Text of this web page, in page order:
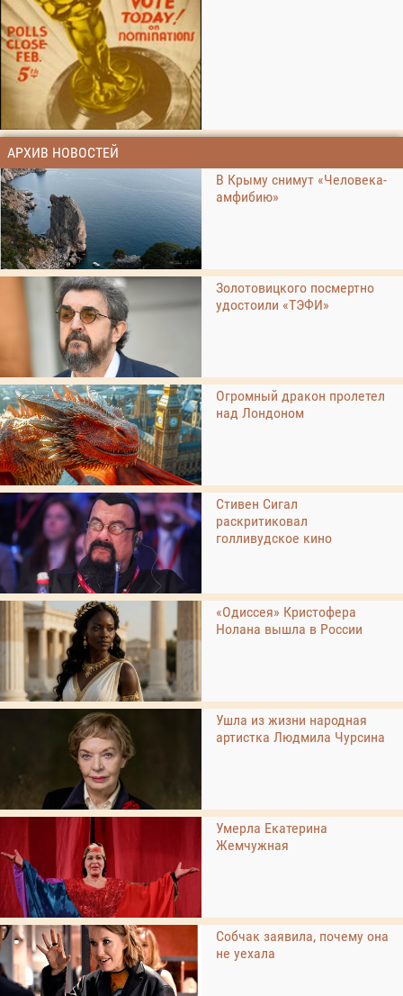
АРХИВ НОВОСТЕЙ
В Крыму снимут «Человека-
амфибию»
Золотовицкого посмертно
удостоили «ТЭФИ»
Огромный дракон пролетел
над Лондоном
Стивен Сигал
раскритиковал
голливудское кино
«Одиссея» Кристофера
Нолана вышла в России
Ушла из жизни народная
артистка Людмила Чурсина
Умерла Екатерина
Жемчужная
Собчак заявила, почему она
не уехала